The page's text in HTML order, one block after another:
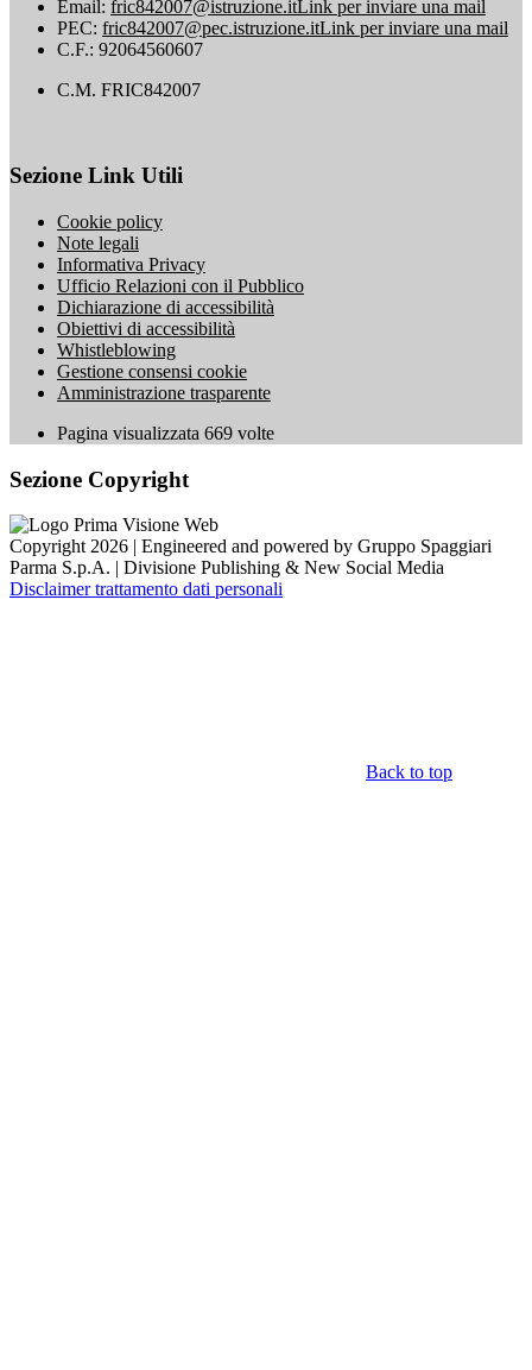
Email: fric842007@istruzione.itLink per inviare una mail
PEC: fric842007@pec.istruzione.itLink per inviare una mail
C.F.: 92064560607
C.M. FRIC842007
Sezione Link Utili
Cookie policy
Note legali
Informativa Privacy
Ufficio Relazioni con il Pubblico
Dichiarazione di accessibilità
Obiettivi di accessibilità
Whistleblowing
Gestione consensi cookie
Amministrazione trasparente
Pagina visualizzata 669 volte
Sezione Copyright
Copyright 2026 | Engineered and powered by Gruppo Spaggiari
Parma S.p.A. | Divisione Publishing & New Social Media
Disclaimer trattamento dati personali
Back to top